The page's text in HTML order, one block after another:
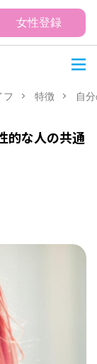
女性登録
フ 特徴 自
的な人の共通